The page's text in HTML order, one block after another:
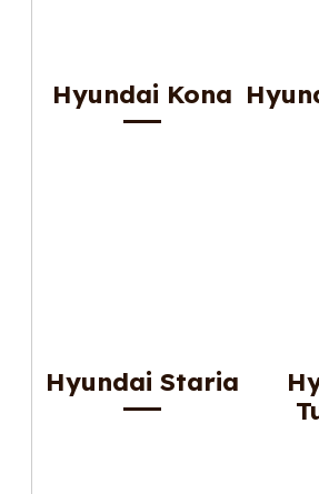
Hyundai Kona
Hyundai Staria